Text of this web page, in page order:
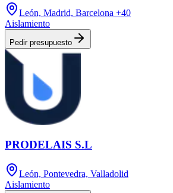
León, Madrid, Barcelona +40
Aislamiento
Pedir presupuesto
PRODELAIS S.L
León, Pontevedra, Valladolid
Aislamiento